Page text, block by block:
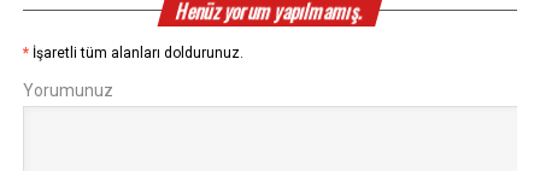
Henüz yorum yapılmamış.
* İşaretli tüm alanları doldurunuz.
Yorumunuz